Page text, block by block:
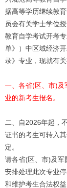
据高等学历继续教
员会有关学士学位
教育自学考试开考
单》）中区域经济
录》专业，现就有关
一、各省(区、市)及
业的新考生报名。
二、自2026年起，
证书的考生可转入
定。
请各省(区、市)及军
安排处理此次专业
和维护考生合法权